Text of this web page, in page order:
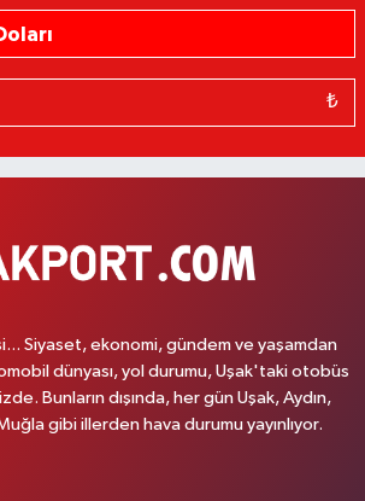
₺
Siyaset, ekonomi, gündem ve yaşamdan
dünyası, yol durumu, Uşak'taki otobüs
Bunların dışında, her gün Uşak, Aydın,
gibi illerden hava durumu yayınlıyor.